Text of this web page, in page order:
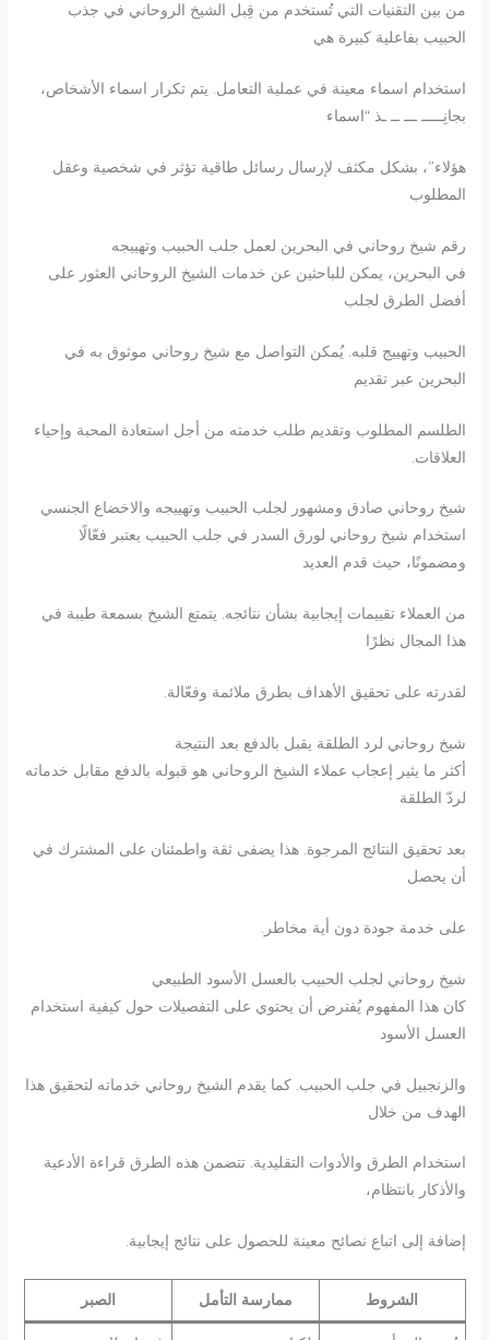
من بين التقنيات التي تُستخدم من قِبل الشيخ الروحاني في جذب
الحبيب بفاعلية كبيرة هي
استخدام اسماء معينة في عملية التعامل. يتم تكرار اسماء الأشخاص،
بجانِـــــ ـــ ــ ـذ “اسماء
هؤلاء”، بشكل مكثف لإرسال رسائل طاقية تؤثر في شخصية وعقل
المطلوب
رقم شيخ روحاني في البحرين لعمل جلب الحبيب وتهييجه
في البحرين، يمكن للباحثين عن خدمات الشيخ الروحاني العثور على
أفضل الطرق لجلب
الحبيب وتهييج قلبه. يُمكن التواصل مع شيخ روحاني موثوق به في
البحرين عبر تقديم
الطلسم المطلوب وتقديم طلب خدمته من أجل استعادة المحبة وإحياء
العلاقات.
شيخ روحاني صادق ومشهور لجلب الحبيب وتهييجه والاخضاع الجنسي
استخدام شيخ روحاني لورق السدر في جلب الحبيب يعتبر فعّالًا
ومضمونًا، حيث قدم العديد
من العملاء تقييمات إيجابية بشأن نتائجه. يتمتع الشيخ بسمعة طيبة في
هذا المجال نظرًا
لقدرته على تحقيق الأهداف بطرق ملائمة وفعّالة.
شيخ روحاني لرد الطلقة يقبل بالدفع بعد النتيجة
أكثر ما يثير إعجاب عملاء الشيخ الروحاني هو قبوله بالدفع مقابل خدماته
لردّ الطلقة
بعد تحقيق النتائج المرجوة. هذا يضفى ثقة واطمئنان على المشترك في
أن يحصل
على خدمة جودة دون أية مخاطر.
شيخ روحاني لجلب الحبيب بالعسل الأسود الطبيعي
كان هذا المفهوم يُفترض أن يحتوي على التفصيلات حول كيفية استخدام
العسل الأسود
والزنجبيل في جلب الحبيب. كما يقدم الشيخ روحاني خدماته لتحقيق هذا
الهدف من خلال
استخدام الطرق والأدوات التقليدية. تتضمن هذه الطرق قراءة الأدعية
والأذكار بانتظام،
إضافة إلى اتباع نصائح معينة للحصول على نتائج إيجابية.
الشروط ممارسة التأمل الصبر